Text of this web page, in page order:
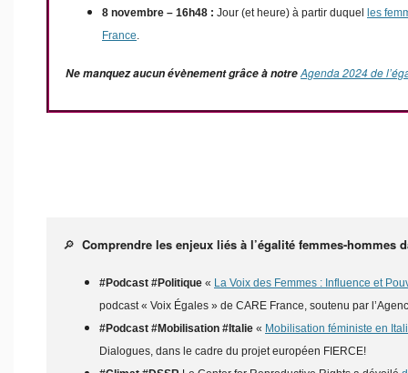
8 novembre – 16h48 : Jour (et heure) à partir duquel
les
France.
Ne manquez aucun évènement grâce à notreAgenda 2024 de
🔎 Comprendre les enjeux liés à l’égalité femmes-hommes
#Podcast #Politique « La Voix des Femmes : Influence et
podcast « Voix Égales » de CARE France, soutenu par
#Podcast #Mobilisation #Italie « Mobilisation féministe en
Dialogues, dans le cadre du projet européen FIERCE!